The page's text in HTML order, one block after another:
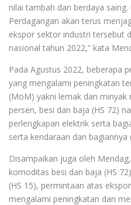
nilai tambah dan berdaya
Perdagangan akan terus
ekspor sektor industri tersebut
nasional tahun 2022,” kata
Pada Agustus 2022, beberapa
yang mengalami peningkatan
(MoM) yakni lemak dan minyak
persen, besi dan baja (HS 72)
perlengkapan elektrik serta
serta kendaraan dan bagiannya
Disampaikan juga oleh
komoditas besi dan baja (HS
(HS 15), permintaan atas
mengalami peningkatan dan